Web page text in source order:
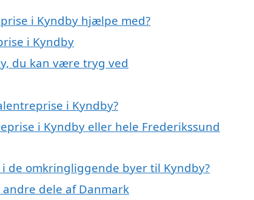
i Kyndby hjælpe med?
i Kyndby
du kan være tryg ved
i Kyndby?
i Kyndby eller hele Frederikssund
de omkringliggende byer til Kyndby?
dele af Danmark